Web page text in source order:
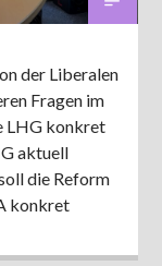
der Liberalen
Fragen im
LHG konkret
aktuell
die Reform
konkret